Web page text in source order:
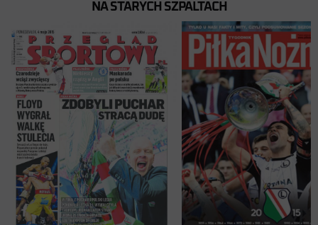
NA STARYCH SZPALTACH